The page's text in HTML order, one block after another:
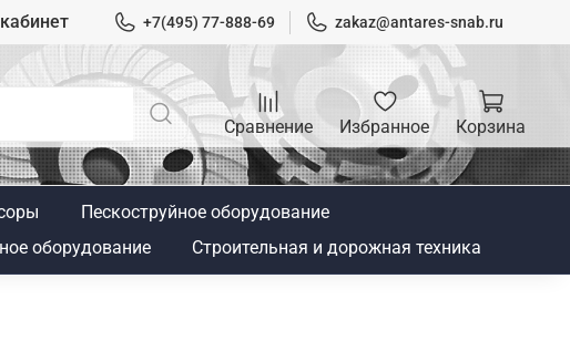
+7(495) 77-888-69 zakaz@antares-snab.ru
Сравнение Избранное Корзина
Пескоструйное оборудование
оборудование Строительная и дорожная техника